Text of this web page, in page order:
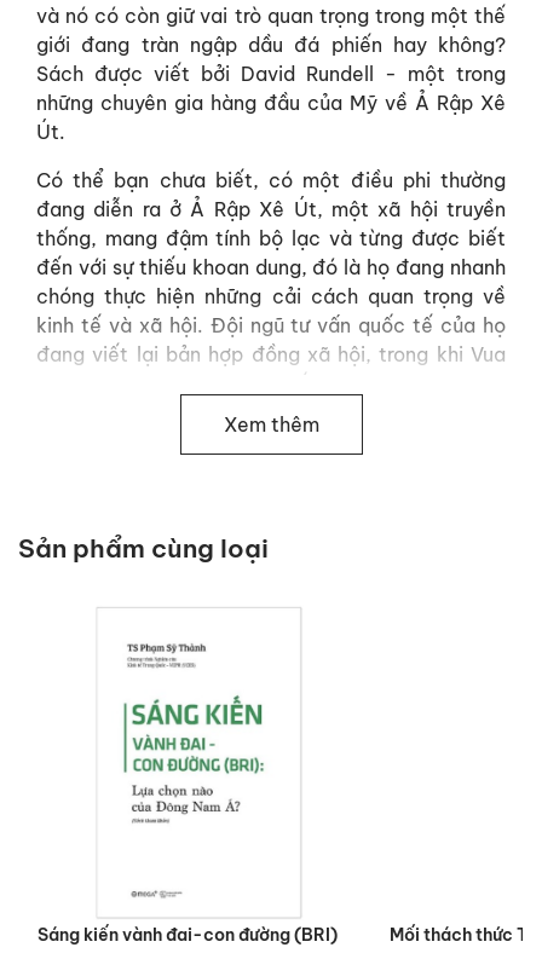
và nó có còn giữ vai trò quan trọng trong một thế
giới đang tràn ngập dầu đá phiến hay không?
Sách được viết bởi David Rundell - một trong
những chuyên gia hàng đầu của Mỹ về Ả Rập Xê
Út.
Có thể bạn chưa biết, có một điều phi thường
đang diễn ra ở Ả Rập Xê Út, một xã hội truyền
thống, mang đậm tính bộ lạc và từng được biết
đến với sự thiếu khoan dung, đó là họ đang nhanh
chóng thực hiện những cải cách quan trọng về
kinh tế và xã hội. Đội ngũ tư vấn quốc tế của họ
đang viết lại bản hợp đồng xã hội, trong khi Vua
trai ông, Thái tử Mohammad bin Salman, dù còn
sự mở ra một tầm nhìn mới cho Ả Rập Xê Út, hay
chỉ là một ảo vọng dễ tan biến, dẫn đến một cuộc
nhìn hay ảo vọng’ được chia thành năm phần, mỗi
phần thảo luận về một trụ cột của sự ổn định tại Ả
Rập Xê Út đó là:
Phần 1: “Kiến tạo quốc gia mới”
Phần 2: “Quản lý sự kế vị”
Phần 4: “Xây dựng chính phủ có năng lực”
Xem thêm
Sản phẩm cùng loại
Sáng kiến vành đai-con đường (BRI) Mối thách thức